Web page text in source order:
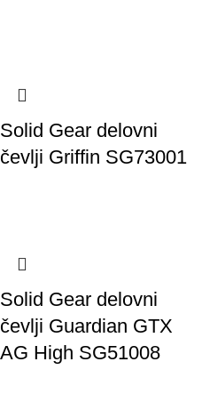
Solid Gear delovni
čevlji Griffin SG73001
Solid Gear delovni
čevlji Guardian GTX
AG High SG51008